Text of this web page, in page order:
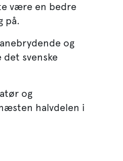
være en bedre
på.
og
svenske
og
halvdelen i